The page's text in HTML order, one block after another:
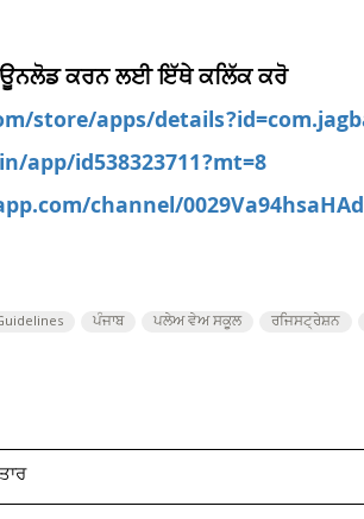
ਕਰਨ ਲਈ ਇੱਥੇ ਕਲਿੱਕ ਕਰੋ
store/apps/
app/id538323711?mt=8
channel/
ਪੰਜਾਬ ਪਲੇਅ ਵੇਅ ਸਕੂਲ ਰਜਿਸਟ੍ਰੇਸ਼ਨ